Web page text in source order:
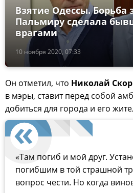
10 ноября 2020, 07:33
Взятие Одессы.
Пальмиру сделала
врагами
Он отметил, что Николай
в мэры, ставит перед собой
добиться для города и его
«Там погиб и мой друг.
погибшим в той страшной
вопрос чести. Но когда